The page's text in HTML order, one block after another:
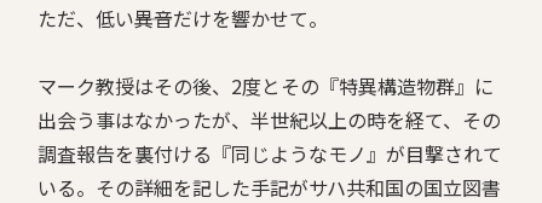
ただ、低い――異音だけを響かせて。
マーク教授はその後、2度とその『特異構造物群』に
出会う事はなかったが、半世紀以上の時を経て、その
調査報告を裏付ける『同じようなモノ』が目撃されて
いる。その詳細を記した手記がサハ共和国の国立図書